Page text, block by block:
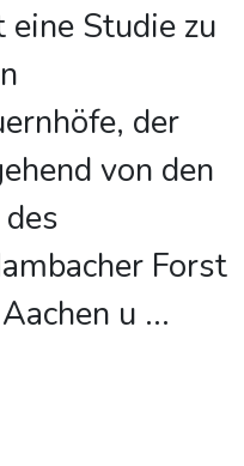
Studie zu
der
von den
Forst
u ...